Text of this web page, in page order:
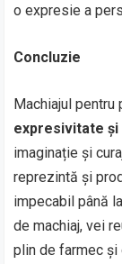
o expresie a
Concluzie
Machiajul
expresivitate
imaginație și
reprezintă și
impecabil până
de machiaj, vei
plin de farmec și